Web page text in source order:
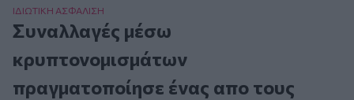
ΙΔΙΩΤΙΚΗ ΑΣΦAΛΙΣΗ
Συναλλαγές μέσω
κρυπτονομισμάτων
πραγματοποίησε ένας απο τους